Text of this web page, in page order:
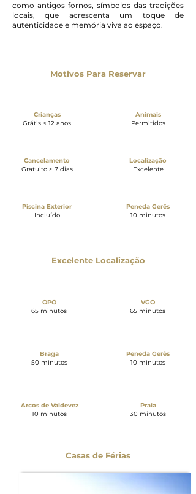
como antigos fornos, símbolos das tradições
locais, que acrescenta um toque de
autenticidade e memória viva ao espaço.
Motivos Para Reservar
Crianças
Grátis < 12 anos
Cancelamento
Gratuito > 7 dias
Piscina Exterior
Incluído
Animais
Permitidos
Localização
Excelente
Peneda Gerês
10 minutos
Excelente Localização
OPO
65 minutos
Braga
50 minutos
Arcos de Valdevez
10 minutos
VGO
65 minutos
Peneda Gerês
10 minutos
Praia
30 minutos
Casas de Férias